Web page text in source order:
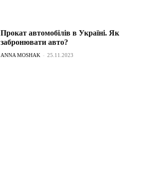
Прокат автомобілів в Україні. Як
забронювати авто?
ANNA MOSHAK - 25.11.2023